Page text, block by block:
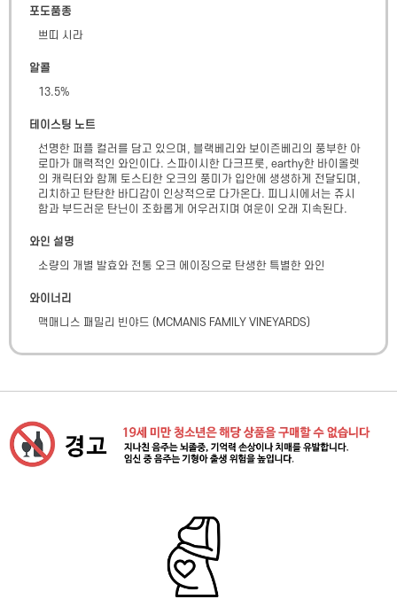
포도품종
쁘띠 시라
알콜
13.5%
테이스팅 노트
선명한 퍼플 컬러를 담고 있으며, 블랙베리와 보이즌베리의 풍부한 아
로마가 매력적인 와인이다. 스파이시한 다크프룻, earthy한 바이올렛
의 캐릭터와 함께 토스티한 오크의 풍미가 입안에 생생하게 전달되며,
리치하고 탄탄한 바디감이 인상적으로 다가온다. 피니시에서는 쥬시
함과 부드러운 탄닌이 조화롭게 어우러지며 여운이 오래 지속된다.
와인 설명
소량의 개별 발효와 전통 오크 에이징으로 탄생한 특별한 와인
와이너리
맥매니스 패밀리 빈야드 ( MCMANIS FAMILY VINEYARDS)